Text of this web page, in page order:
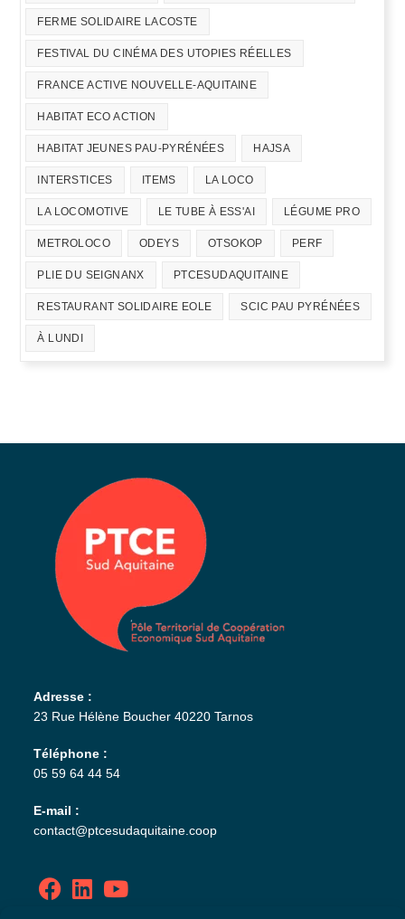
FERME SOLIDAIRE LACOSTE
FESTIVAL DU CINÉMA DES UTOPIES RÉELLES
FRANCE ACTIVE NOUVELLE-AQUITAINE
HABITAT ECO ACTION
HABITAT JEUNES PAU-PYRÉNÉES HAJSA
INTERSTICES ITEMS LA LOCO
LA LOCOMOTIVE LE TUBE À ESS'AI LÉGUME PRO
METROLOCO ODEYS OTSOKOP PERF
PLIE DU SEIGNANX PTCESUDAQUITAINE
RESTAURANT SOLIDAIRE EOLE SCIC PAU PYRÉNÉES
À LUNDI
Adresse :
23 Rue Hélène Boucher 40220 Tarnos
Téléphone :
05 59 64 44 54
E-mail :
contact@ptcesudaquitaine.coop